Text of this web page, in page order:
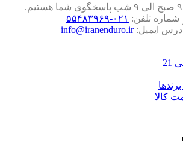
شماره تلفن: ۰۲۱-۵۵۴۸۳۹۶۹
آدرس ایمیل:info@iranenduro.ir
کالا